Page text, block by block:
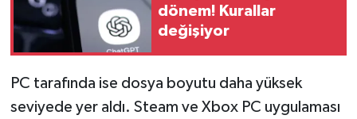
dönem! Kurallar
değişiyor
PC tarafında ise dosya boyutu daha yüksek
seviyede yer aldı. Steam ve Xbox PC uygulaması
Simav
Spor